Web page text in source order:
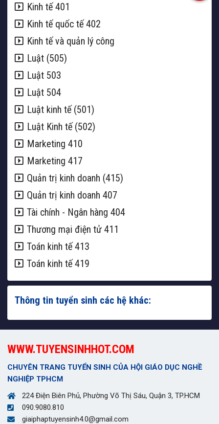
Kinh tế 401
Kinh tế quốc tế 402
Kinh tế và quản lý công
Luật (505)
Luật 503
Luật 504
Luật kinh tế (501)
Luật Kinh tế (502)
Marketing 410
Marketing 417
Quản trị kinh doanh (415)
Quản trị kinh doanh 407
Tài chính - Ngân hàng 404
Thương mại điện tử 411
Toán kinh tế 413
Toán kinh tế 419
Thông tin tuyển sinh các hệ khác:
WWW.TUYENSINHHOT.COM
CHUYÊN TRANG TUYỂN SINH CỦA HỘI GIÁO DỤC NGHỀ
NGHIỆP TPHCM
224 Điện Biên Phủ, Phường Võ Thị Sáu, Quận 3, TP.HCM
090.9080.810
giaiphaptuyensinh4.0@gmail.com